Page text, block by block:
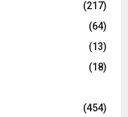
(217)
(64)
(13)
(18)
(454)